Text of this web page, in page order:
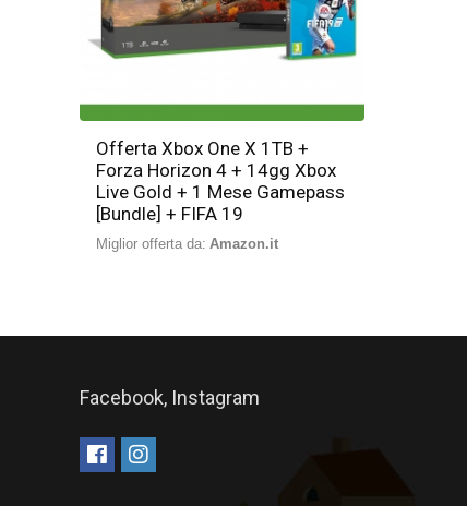
Offerta Xbox One X 1TB +
Forza Horizon 4 + 14gg Xbox
Live Gold + 1 Mese Gamepass
[Bundle] + FIFA 19
Miglior offerta da: Amazon.it
Facebook, Instagram